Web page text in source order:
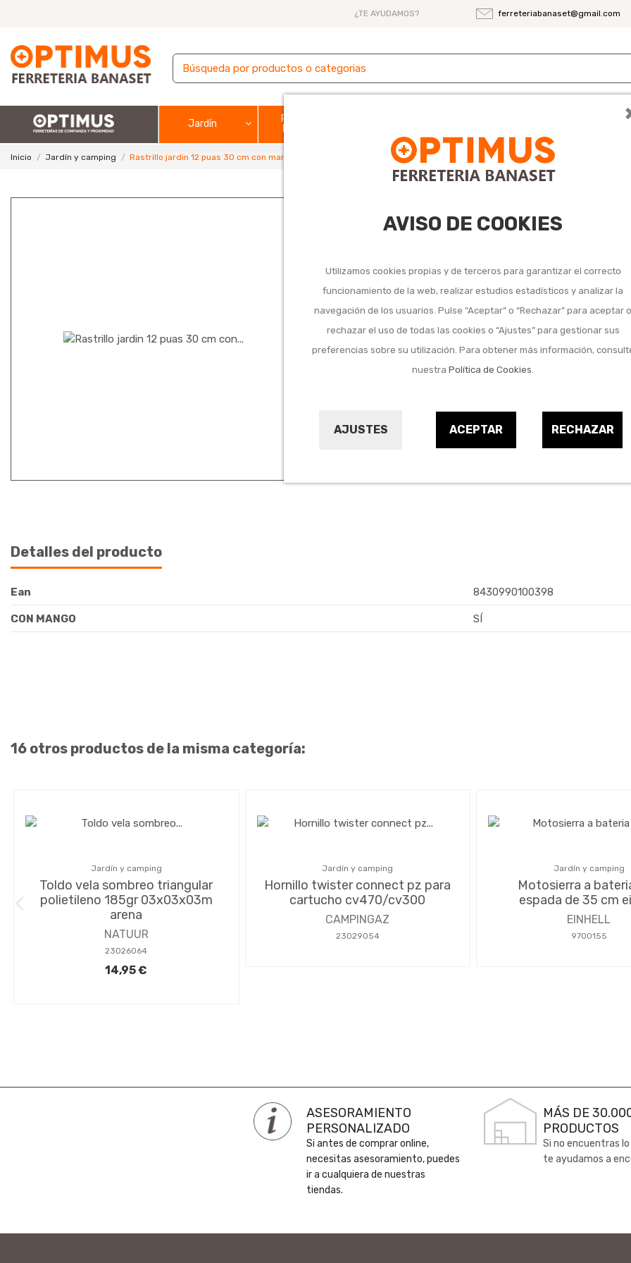
AVISO DE COOKIES
Utilizamos cookies propias y de terceros para garantizar el correcto
funcionamiento de la web, realizar estudios estadísticos y analizar la
navegación de los usuarios. Pulse “Aceptar” o “Rechazar” para aceptar
rechazar el uso de todas las cookies o “Ajustes” para gestionar sus
preferencias sobre su utilización. Para obtener más información,
nuestraPolítica de Cookies
AJUSTES ACEPTAR RECHAZAR
¿TE AYUDAMOS? ferreteriabanaset@gmail.com
Jardín
Pintura y
Inicio Jardín y camping Rastrillo jardin 12 puas 30 cm con mango de 130 cm
Rastrillo jardin
de 130 cm
Marca:
MAIOL
Detalles del producto
Ean 8430990100398
CON MANGO SÍ
16 otros productos de la misma categoría:
Jardín y camping
Toldo vela sombreo triangular
polietileno 185gr 03x03x03m
arena
NATUUR
23026064
14,95 €
Jardín y camping
Hornillo twister connect pz para
cartucho cv470/cv300
CAMPINGAZ
23029054
Jardín y camping
Motosierra a
espada de 35 cm
EINHELL
9700155
ASESORAMIENTO
PERSONALIZADO
Si antes de comprar online,
necesitas asesoramiento, puedes
ir a cualquiera de nuestras
tiendas.
MÁS DE
PRODUCTOS
Si no encuentras
te ayudamos a